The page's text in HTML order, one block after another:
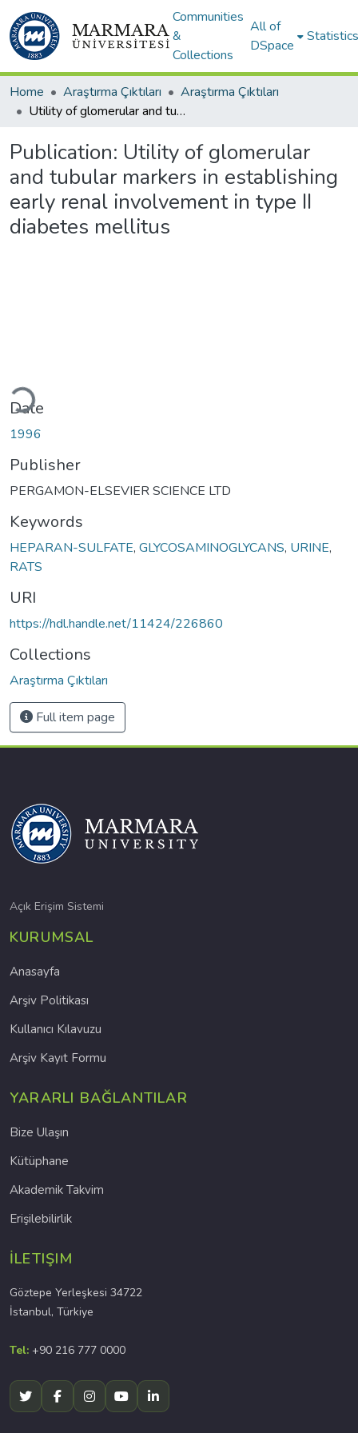
Communities
&
Collections
All of
DSpace
Statistics
Home Araştırma Çıktıları
Araştırma Çıktıları
Utility of glomerular and tubular markers in establishing early renal involvement in type II diabetes mellitus
Publication: Utility of glomerular
and tubular markers in establishing
early renal involvement in type II
diabetes mellitus
Date
1996
Publisher
PERGAMON-ELSEVIER SCIENCE LTD
Keywords
HEPARAN-SULFATE, GLYCOSAMINOGLYCANS, URINE,
RATS
URI
https://hdl.handle.net/11424/226860
Collections
Araştırma Çıktıları
Full item page
Açık Erişim Sistemi
KURUMSAL
Anasayfa
Arşiv Politikası
Kullanıcı Kılavuzu
Arşiv Kayıt Formu
YARARLI BAĞLANTILAR
Bize Ulaşın
Kütüphane
Akademik Takvim
Erişilebilirlik
İLETIŞIM
Göztepe Yerleşkesi 34722
İstanbul, Türkiye
Tel: +90 216 777 0000